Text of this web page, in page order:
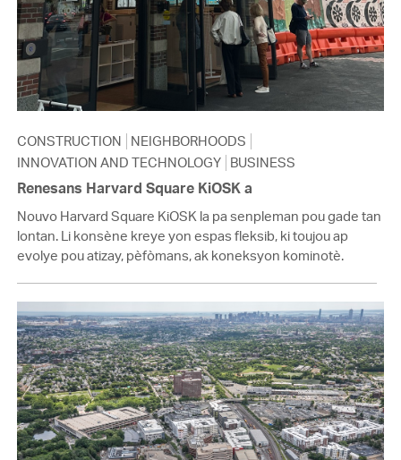
CONSTRUCTION
NEIGHBORHOODS
INNOVATION AND TECHNOLOGY BUSINESS
Renesans Harvard Square KiOSK a
Nouvo Harvard Square KiOSK la pa senpleman pou gade tan
lontan. Li konsène kreye yon espas fleksib, ki toujou ap
evolye pou atizay, pèfòmans, ak koneksyon kominotè.